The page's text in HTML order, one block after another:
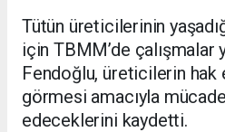
Tütün üreticilerinin
için TBMM’de
Fendoğlu, üreticilerin
görmesi amacıyla
edeceklerini kaydetti.